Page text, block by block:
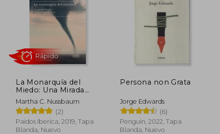
La Monarquía del
Miedo: Una Mirada
Filosófica a la Crisis
Política Actual
Martha C. Nussbaum
(2)
Paidos Iberica, 2019, Tapa
Blanda, Nuevo
Persona non Grata
Jorge Edwards
(6)
Penguin, 2022, Tapa
Blanda, Nuevo